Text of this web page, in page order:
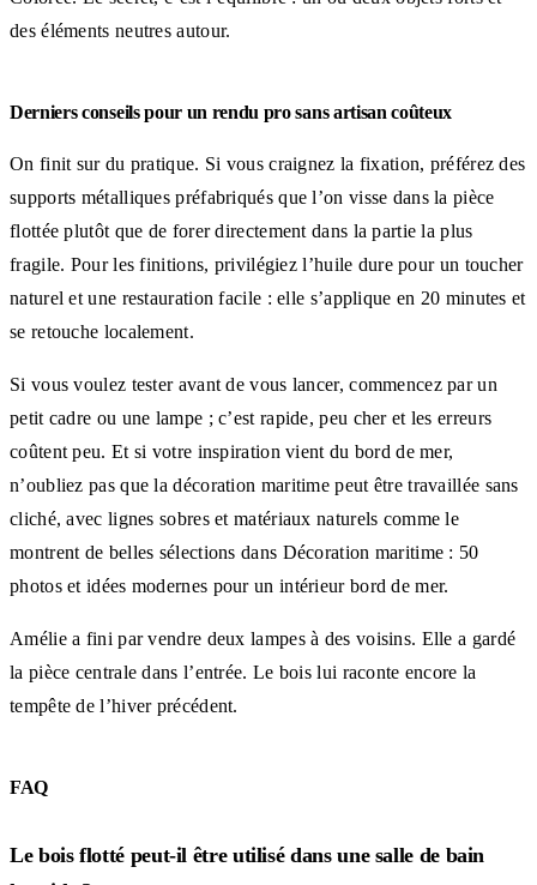
des éléments neutres autour.
Derniers conseils pour un rendu pro sans artisan coûteux
On finit sur du pratique. Si vous craignez la fixation, préférez des
supports métalliques préfabriqués que l’on visse dans la pièce
flottée plutôt que de forer directement dans la partie la plus
fragile. Pour les finitions, privilégiez l’huile dure pour un toucher
naturel et une restauration facile : elle s’applique en 20 minutes et
se retouche localement.
Si vous voulez tester avant de vous lancer, commencez par un
petit cadre ou une lampe ; c’est rapide, peu cher et les erreurs
coûtent peu. Et si votre inspiration vient du bord de mer,
n’oubliez pas que la décoration maritime peut être travaillée sans
cliché, avec lignes sobres et matériaux naturels comme le
montrent de belles sélections dans Décoration maritime : 50
photos et idées modernes pour un intérieur bord de mer.
Amélie a fini par vendre deux lampes à des voisins. Elle a gardé
la pièce centrale dans l’entrée. Le bois lui raconte encore la
tempête de l’hiver précédent.
FAQ
Le bois flotté peut-il être utilisé dans une salle de bain